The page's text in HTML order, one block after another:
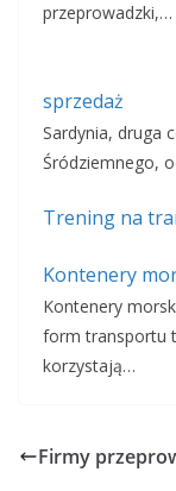
przeprowadzki,…
sprzedaż
Sardynia, druga
Śródziemnego,
Trening na
Kontenery
Kontenery
form transportu
korzystają…
Firmy